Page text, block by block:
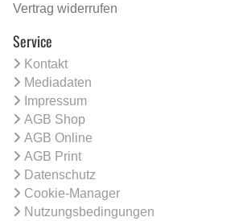
Vertrag widerrufen
Service
Kontakt
Mediadaten
Impressum
AGB Shop
AGB Online
AGB Print
Datenschutz
Cookie-Manager
Nutzungsbedingungen